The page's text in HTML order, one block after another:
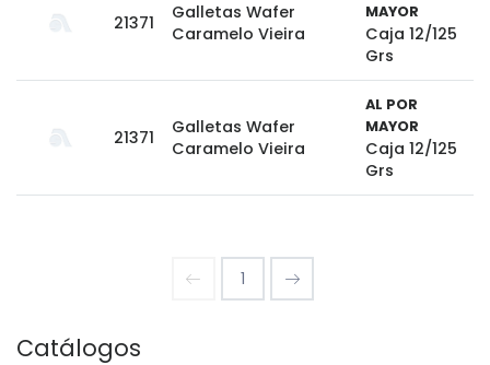
21371
Galletas Wafer
Caramelo Vieira
MAYOR
Caja 12/125
Grs
21371
Galletas Wafer
Caramelo Vieira
AL POR
MAYOR
Caja 12/125
Grs
1
Catálogos